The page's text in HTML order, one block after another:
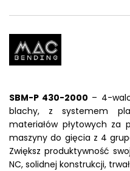
SBM-P 430-2000 – 4-
blachy, z systemem
materiałów płytowych za
maszyny do gięcia z 4
Zwiększ produktywność
NC, solidnej konstrukcji,